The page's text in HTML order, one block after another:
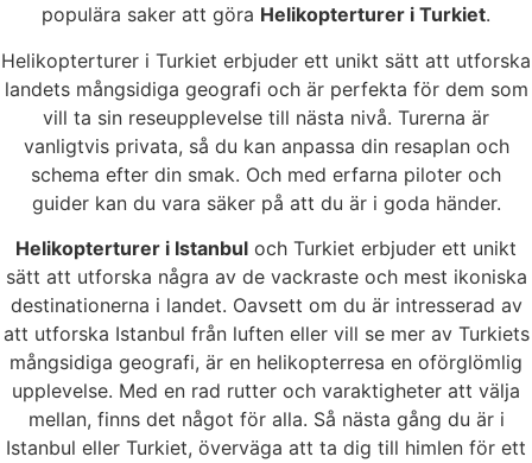
populära saker att göra Helikopterturer i Turkiet.
Helikopterturer i Turkiet erbjuder ett unikt sätt att utforska
landets mångsidiga geografi och är perfekta för dem som
vill ta sin reseupplevelse till nästa nivå. Turerna är
vanligtvis privata, så du kan anpassa din resaplan och
schema efter din smak. Och med erfarna piloter och
guider kan du vara säker på att du är i goda händer.
Helikopterturer i Istanbul och Turkiet erbjuder ett unikt
sätt att utforska några av de vackraste och mest ikoniska
destinationerna i landet. Oavsett om du är intresserad av
att utforska Istanbul från luften eller vill se mer av Turkiets
mångsidiga geografi, är en helikopterresa en oförglömlig
upplevelse. Med en rad rutter och varaktigheter att välja
mellan, finns det något för alla. Så nästa gång du är i
Istanbul eller Turkiet, överväga att ta dig till himlen för ett